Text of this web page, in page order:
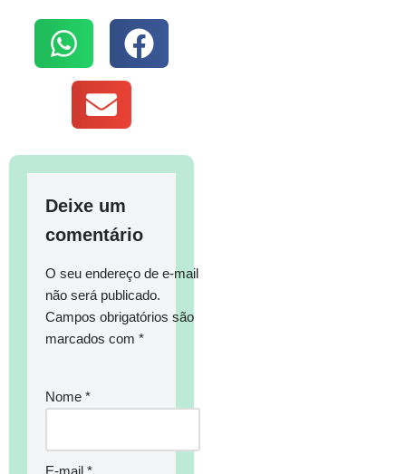
Deixe um
comentário
O seu endereço de e-mail
não será publicado.
Campos obrigatórios são
marcados com *
Nome *